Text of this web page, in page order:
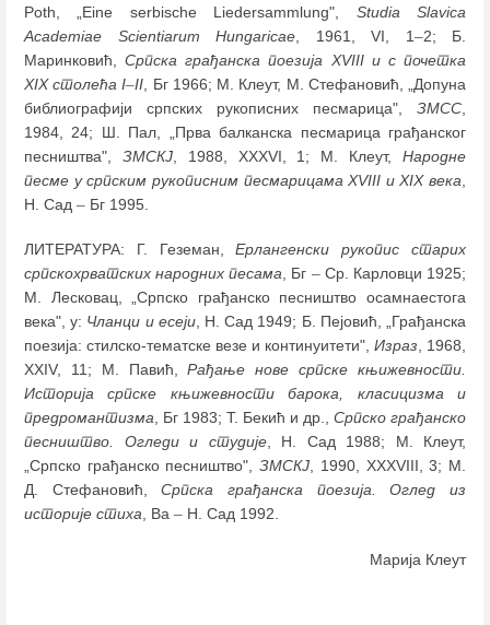
Pоth, „Eine serbische Liedersammlung", Studia Slavica
Academiae Scientiarum
Hungaricae , 1961, VI, 1–2; Б.
Маринковић,Српска грађанска поезија
XVIII и с почетка
XIX столећа I–II , Бг 1966; М. Клеут, М. Стефановић, „Допуна
библиографији српских рукописних песмарица", ЗМСС
1984, 24; Ш. Пал, „Прва балканска песмарица грађанског
песништва", ЗМСКЈ, 1988, XXXVI, 1; М. Клеут,Народне
песме у српским рукописним песмарицама XVIII и XIX века
Н. Сад – Бг 1995.
ЛИТЕРАТУРА: Г. Геземан,Ерлангенски рукопис старих
српскохрватских народних песама, Бг –Ср. Карловци 1925;
М. Лесковац, „Српско грађанско песништво осамнаестога
века", у: Чланци и есеји, Н. Сад 1949; Б. Пејовић, „Грађанска
поезија: стилско-тематске везе и континуитети", Израз, 1968,
XXIV, 11; М. Павић,Рађање нове српске књижевности.
Историја српске књижевности барока, класицизма и
предромантизма, Бг 1983; Т. Бекић и др., Српско грађанско
песништво. Огледи и студије, Н. Сад 1988; М. Клеут,
„Српско грађанско песништво",ЗМСКЈ, 1990, XXXVIII, 3; М.
Д. Стефановић,Српска грађанска поезија. Оглед из
историје стиха, Ва – Н. Сад 1992.
Марија Клеут